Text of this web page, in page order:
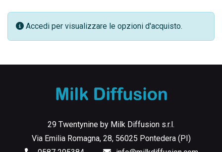
Accedi per visualizzare le opzioni d'acquisto.
29 Twentynine by Milk Diffusion s.r.l.
Via Emilia Romagna, 28, 56025 Pontedera (PI)